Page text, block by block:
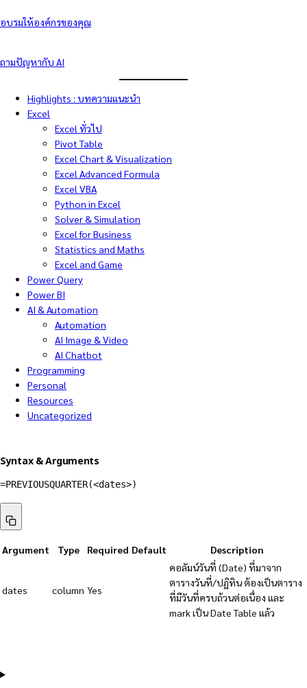
อบรมให้องค์กรของคุณ
ถามปัญหากับ AI
Highlights : บทความแนะนำ
Excel
Excel ทั่วไป
Pivot Table
Excel Chart & Visualization
Excel Advanced Formula
Excel VBA
Python in Excel
Solver & Simulation
Excel for Business
Statistics and Maths
Excel and Game
Power Query
Power BI
AI & Automation
Automation
AI Image & Video
AI Chatbot
Programming
Personal
Resources
Uncategorized
Syntax & Arguments
=PREVIOUSQUARTER(<dates>)
Argument Type Required Default Description
dates column Yes
คอลัมน์วันที่ (Date) ที่มาจาก
ตารางวันที่/ปฏิทิน ต้องเป็นตาราง
ที่มีวันที่ครบถ้วนต่อเนื่อง และ
mark เป็น Date Table แล้ว